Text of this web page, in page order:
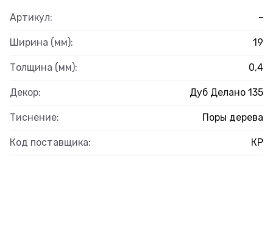
Артикул: -
Ширина (мм): 19
Толщина (мм): 0,4
Декор: Дуб Делано 135
Тиснение: Поры дерева
Код поставщика: КР